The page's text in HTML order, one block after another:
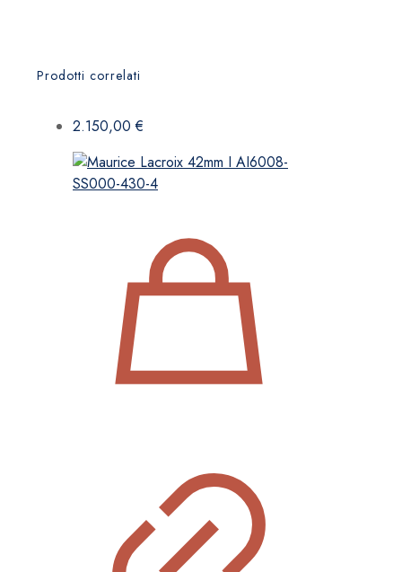
Prodotti correlati
2.150,00€